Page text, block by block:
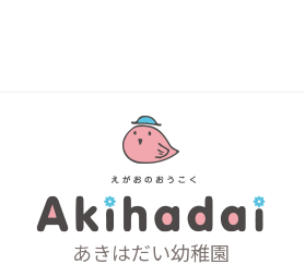
あきはだい幼稚園